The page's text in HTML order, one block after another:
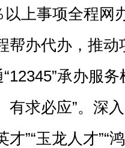
上事项全程网
帮办代办，推
承办服
有求必应”。深
才”“玉龙人才”“